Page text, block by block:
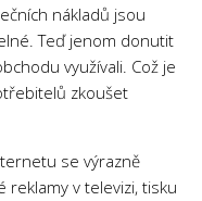
nákladů jsou
Teď jenom donutit
využívali. Což je
zkoušet
se výrazně
reklamy v televizi, tisku